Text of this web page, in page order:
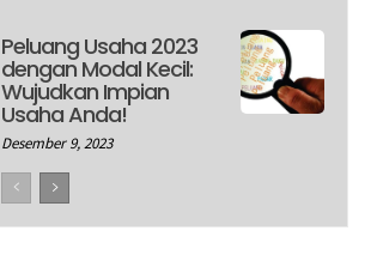
Peluang Usaha 2023
dengan Modal Kecil:
Wujudkan Impian
Usaha Anda!
Desember 9, 2023